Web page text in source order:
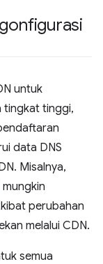
untuk
tingkat tinggi,
data DNS
Misalnya,
mungkin
perubahan
melalui CDN.
semua